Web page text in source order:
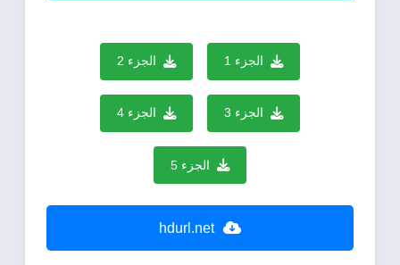
الجزء 1 الجزء 2
الجزء 3 الجزء 4
الجزء 5
hdurl.net